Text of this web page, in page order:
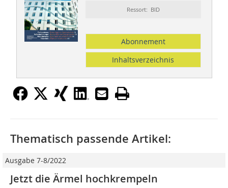
Ressort: BID
Abonnement
Inhaltsverzeichnis
Thematisch passende Artikel:
Ausgabe 7-8/2022
Jetzt die Ärmel hochkrempeln